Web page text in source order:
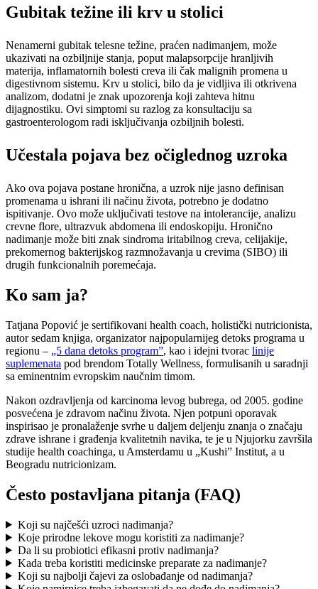
Gubitak težine ili krv u stolici
Nenamerni gubitak telesne težine, praćen nadimanjem, može
ukazivati na ozbiljnije stanja, poput malapsorpcije hranljivih
materija, inflamatornih bolesti creva ili čak malignih promena u
digestivnom sistemu. Krv u stolici, bilo da je vidljiva ili otkrivena
analizom, dodatni je znak upozorenja koji zahteva hitnu
dijagnostiku. Ovi simptomi su razlog za konsultaciju sa
gastroenterologom radi isključivanja ozbiljnih bolesti.
Učestala pojava bez očiglednog uzroka
Ako ova pojava postane hronična, a uzrok nije jasno definisan
promenama u ishrani ili načinu života, potrebno je dodatno
ispitivanje. Ovo može uključivati testove na intolerancije, analizu
crevne flore, ultrazvuk abdomena ili endoskopiju. Hronično
nadimanje može biti znak sindroma iritabilnog creva, celijakije,
prekomernog bakterijskog razmnožavanja u crevima (SIBO) ili
drugih funkcionalnih poremećaja.
Ko sam ja?
Tatjana Popović je sertifikovani health coach, holistički nutricionista,
autor sedam knjiga, organizator najpopularnijeg detoks programa u
regionu – „5 dana detoks program”, kao i idejni tvorac linije
suplemenata pod brendom Totally Wellness, formulisanih u saradnji
sa eminentnim evropskim naučnim timom.
Nakon ozdravljenja od karcinoma levog bubrega, od 2005. godine
posvećena je zdravom načinu života. Njen potpuni oporavak
inspirisao je pronalaženje svrhe u daljem deljenju znanja o značaju
zdrave ishrane i građenja kvalitetnih navika, te je u Njujorku završila
studije health coachinga, u Amsterdamu u „Kushi” Institut, a u
Beogradu nutricionizam.
Često postavljana pitanja (FAQ)
Koji su najčešći uzroci nadimanja?
Koje prirodne lekove mogu koristiti za nadimanje?
Da li su probiotici efikasni protiv nadimanja?
Kada treba koristiti medicinske preparate za nadimanje?
Koji su najbolji čajevi za oslobađanje od nadimanja?